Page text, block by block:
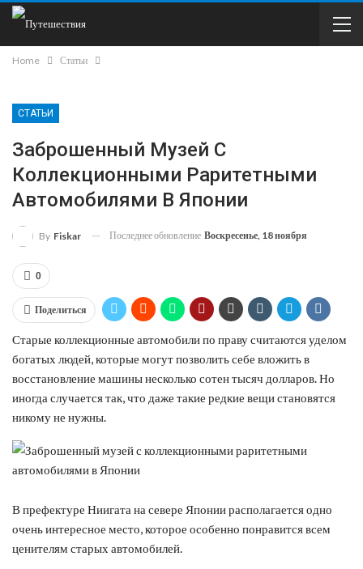
Home Статьи
СТАТЬИ
Заброшенный Музей С
Коллекционными Раритетными
Автомобилями В Японии
By Fiskar Последнее обновление Воскресенье, 18 ноября
0
Поделиться
Старые коллекционные автомобили по праву считаются уделом
богатых людей, которые могут позволить себе вложить в
восстановление машины несколько сотен тысяч долларов. Но
иногда случается так, что даже такие редкие вещи становятся
никому не нужны.
В префектуре Ниигата на севере Японии располагается одно
очень интересное место, которое особенно понравится всем
ценителям старых автомобилей.